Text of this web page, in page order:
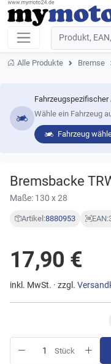
Alle Produkte Bremse
Fahrzeugspezifischer
Wähle ein Fahrzeug
Fahrzeug
Bremsbacke
Maße: 130 x 28
Artikel:8880953 EAN:
17,90 €
inkl. MwSt. · zzgl.
Stück